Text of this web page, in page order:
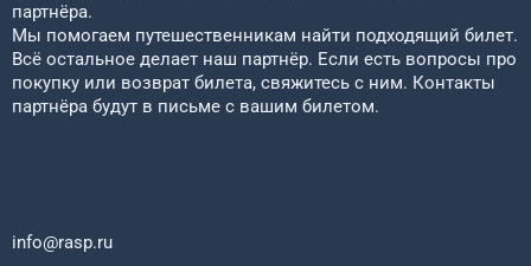
партнёра.
Мы помогаем путешественникам найти подходящий билет.
Всё остальное делает наш партнёр. Если есть вопросы про
покупку или возврат билета, свяжитесь с ним. Контакты
партнёра будут в письме с вашим билетом.
info@rasp.ru